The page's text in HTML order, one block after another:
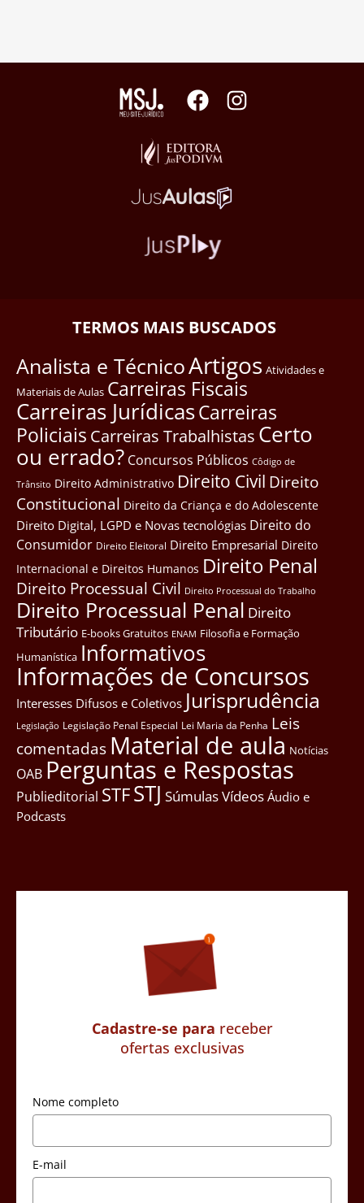
TERMOS MAIS BUSCADOS
Analista e TécnicoArtigos Atividades e
Materiais de Aulas Carreiras Fiscais
Carreiras JurídicasCarreiras
Policiais Carreiras Trabalhistas Certo
ou errado? Concursos Públicos Côdigo de
Trânsito Direito Administrativo Direito Civil Direito
Constitucional Direito da Criança e do Adolescente
Direito Digital, LGPD e Novas tecnológias Direito do
Consumidor Direito Eleitoral Direito Empresarial Direito
Internacional e Direitos Humanos Direito Penal
Direito Processual Civil Direito Processual do Trabalho
Direito Processual Penal Direito
Tributário E-books Gratuitos ENAM Filosofia e Formação
Humanística Informativos
Informações de Concursos
Interesses Difusos e Coletivos Jurisprudência
Legislação Legislação Penal Especial Lei Maria da Penha Leis
comentadas Material de aula Notícias
OAB Perguntas e Respostas
Publieditorial STFSTJ SúmulasVídeos Áudio e
Podcasts
Cadastre-se para receber
ofertas exclusivas
Nome completo
E-mail